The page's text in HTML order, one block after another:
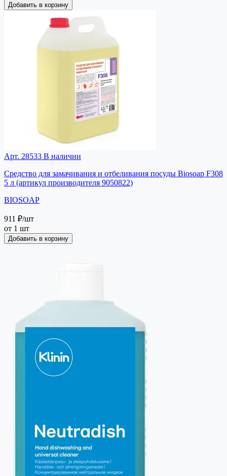
Добавить в корзину
Арт. 28533 В наличии
Средство для замачивания и отбеливания посуды Biosoap F308
5 л (артикул производителя 9050822)
BIOSOAP
911 ₽/шт
от 1 шт
Добавить в корзину